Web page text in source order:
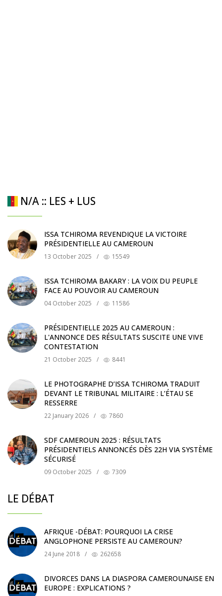
N/A :: LES + LUS
ISSA TCHIROMA REVENDIQUE LA VICTOIRE
PRÉSIDENTIELLE AU CAMEROUN
13 October 2025 / 15549
ISSA TCHIROMA BAKARY : LA VOIX DU PEUPLE
FACE AU POUVOIR AU CAMEROUN
04 October 2025 / 11586
PRÉSIDENTIELLE 2025 AU CAMEROUN :
L'ANNONCE DES RÉSULTATS SUSCITE UNE VIVE
CONTESTATION
21 October 2025 / 8441
LE PHOTOGRAPHE D’ISSA TCHIROMA TRADUIT
DEVANT LE TRIBUNAL MILITAIRE : L’ÉTAU SE
RESSERRE
22 January 2026 / 7860
SDF CAMEROUN 2025 : RÉSULTATS
PRÉSIDENTIELS ANNONCÉS DÈS 22H VIA SYSTÈME
SÉCURISÉ
09 October 2025 / 7309
LE DÉBAT
AFRIQUE -DÉBAT: POURQUOI LA CRISE
ANGLOPHONE PERSISTE AU CAMEROUN?
24 June 2018 / 262658
DIVORCES DANS LA DIASPORA CAMEROUNAISE EN
EUROPE : EXPLICATIONS ?